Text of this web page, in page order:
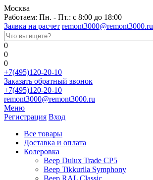
Москва
Работаем: Пн. - Пт.: с 8:00 до 18:00
Заявка на расчет remont3000@remont3000.ru
0
0
0
+7(495)120-20-10
Заказать обратный звонок
+7(495)120-20-10
remont3000@remont3000.ru
Меню
Регистрация Вход
Все товары
Доставка и оплата
Колеровка
Веер Dulux Trade CP5
Веер Tikkurila Symphony
Веер RAL Classic